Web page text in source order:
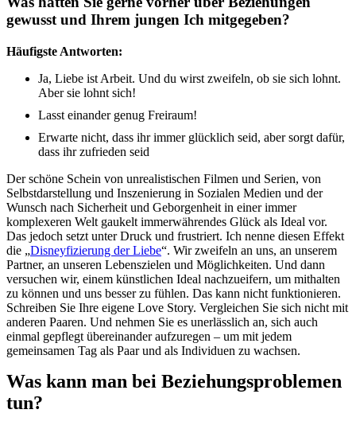
gewusst und Ihrem jungen Ich mitgegeben?
Häufigste Antworten:
Ja, Liebe ist Arbeit. Und du wirst zweifeln, ob sie sich lohnt.
Aber sie lohnt sich!
Lasst einander genug Freiraum!
Erwarte nicht, dass ihr immer glücklich seid, aber sorgt dafür,
dass ihr zufrieden seid
Der schöne Schein von unrealistischen Filmen und Serien, von
Selbstdarstellung und Inszenierung in Sozialen Medien und der
Wunsch nach Sicherheit und Geborgenheit in einer immer
komplexeren Welt gaukelt immerwährendes Glück als Ideal vor.
Das jedoch setzt unter Druck und frustriert. Ich nenne diesen Effekt
die „Disneyfizierung der Liebe“. Wir zweifeln an uns, an unserem
Partner, an unseren Lebenszielen und Möglichkeiten. Und dann
versuchen wir, einem künstlichen Ideal nachzueifern, um mithalten
zu können und uns besser zu fühlen. Das kann nicht funktionieren.
Schreiben Sie Ihre eigene Love Story. Vergleichen Sie sich nicht mit
anderen Paaren. Und nehmen Sie es unerlässlich an, sich auch
einmal gepflegt übereinander aufzuregen – um mit jedem
gemeinsamen Tag als Paar und als Individuen zu wachsen.
Was kann man bei Beziehungsproblemen
tun?